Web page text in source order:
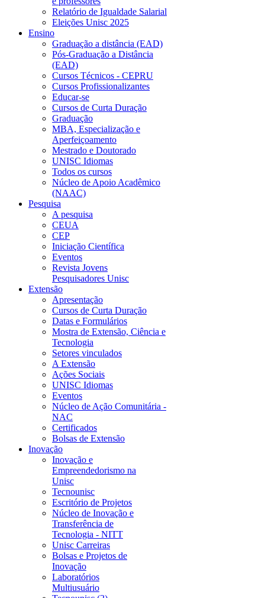
Relatório de Igualdade Salarial
Eleições Unisc 2025
Ensino
Graduação a distância (EAD)
Pós-Graduação a Distância
(EAD)
Cursos Técnicos - CEPRU
Cursos Profissionalizantes
Educar-se
Cursos de Curta Duração
Graduação
MBA, Especialização e
Aperfeiçoamento
Mestrado e Doutorado
UNISC Idiomas
Todos os cursos
Núcleo de Apoio Acadêmico
(NAAC)
Pesquisa
A pesquisa
CEUA
CEP
Iniciação Científica
Eventos
Revista Jovens
Pesquisadores Unisc
Extensão
Apresentação
Cursos de Curta Duração
Datas e Formulários
Mostra de Extensão, Ciência e
Tecnologia
Setores vinculados
A Extensão
Ações Sociais
UNISC Idiomas
Eventos
Núcleo de Ação Comunitária -
NAC
Certificados
Bolsas de Extensão
Inovação
Inovação e
Empreendedorismo na
Unisc
Tecnounisc
Escritório de Projetos
Núcleo de Inovação e
Transferência de
Tecnologia - NITT
Unisc Carreiras
Bolsas e Projetos de
Inovação
Laboratórios
Multiusuário